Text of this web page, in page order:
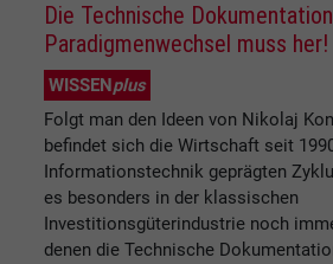
Die Technische
Paradigmenwechsel muss her!
WISSENplus
Folgt man den Ideen von Nikolaj
befindet sich die Wirtschaft seit
Informationstechnik geprägten
es besonders in der klassischen
Investitionsgüterindustrie noch
denen die Technische